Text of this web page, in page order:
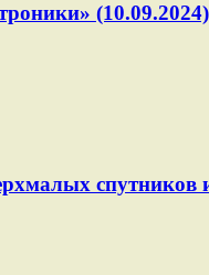
(10.09.2024)
спутников